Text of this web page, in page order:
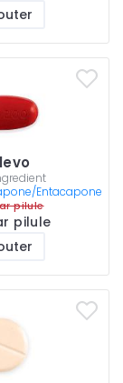
Entacapone
pilule
pilule